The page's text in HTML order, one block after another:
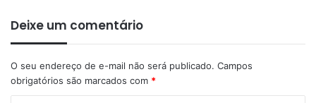
Deixe um comentário
O seu endereço de e-mail não será publicado. Campos
obrigatórios são marcados com *